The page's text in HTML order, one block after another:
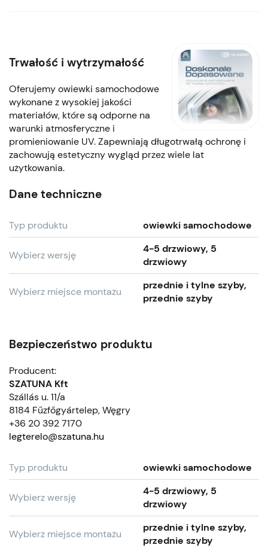
Trwałość i wytrzymałość
Oferujemy owiewki samochodowe
wykonane z wysokiej jakości
materiałów, które są odporne na
warunki atmosferyczne i
promieniowanie UV. Zapewniają długotrwałą ochronę i
zachowują estetyczny wygląd przez wiele lat
użytkowania.
Dane techniczne
Typ produktu owiewki samochodowe
Wybierz wersję
4-5 drzwiowy, 5
drzwiowy
Wybierz miejsce montażu
przednie i tylne szyby,
przednie szyby
Bezpieczeństwo produktu
Producent:
SZATUNA Kft
Szállás u. 11/a
8184 Fűzfőgyártelep, Węgry
+36 20 392 7170
legterelo@szatuna.hu
Typ produktu owiewki samochodowe
Wybierz wersję
4-5 drzwiowy, 5
drzwiowy
Wybierz miejsce montażu
przednie i tylne szyby,
przednie szyby